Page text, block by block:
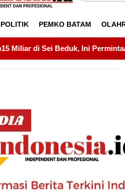
POLITIK PEMKO BATAM
AMSBP Program